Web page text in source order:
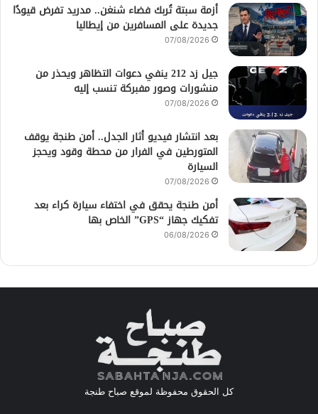
أزمة سبتة تُربك فضاء شنغن.. مدريد تفرض قيودًا
جديدة على المسافرين من إيطاليا
07/08/2026
جيل زد 212 ينفي دعوات التظاهر ويحذر من
منشورات وصور مفبركة تنسب إليه
07/08/2026
بعد انتشار فيديو أثار الجدل.. أمن طنجة يوقف
المتورطين في الفرار من محطة وقود ويحجز
السيارة
07/08/2026
أمن طنجة يحقق في اختفاء سيارة كراء بعد
تفكيك جهاز “GPS” الخاص بها
06/08/2026
كل الحقوق محفوظة لموقع صباح طنجة